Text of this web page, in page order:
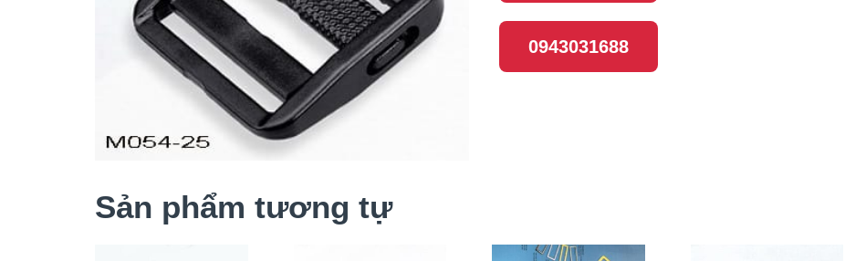
0943031688
Sản phẩm tương tự